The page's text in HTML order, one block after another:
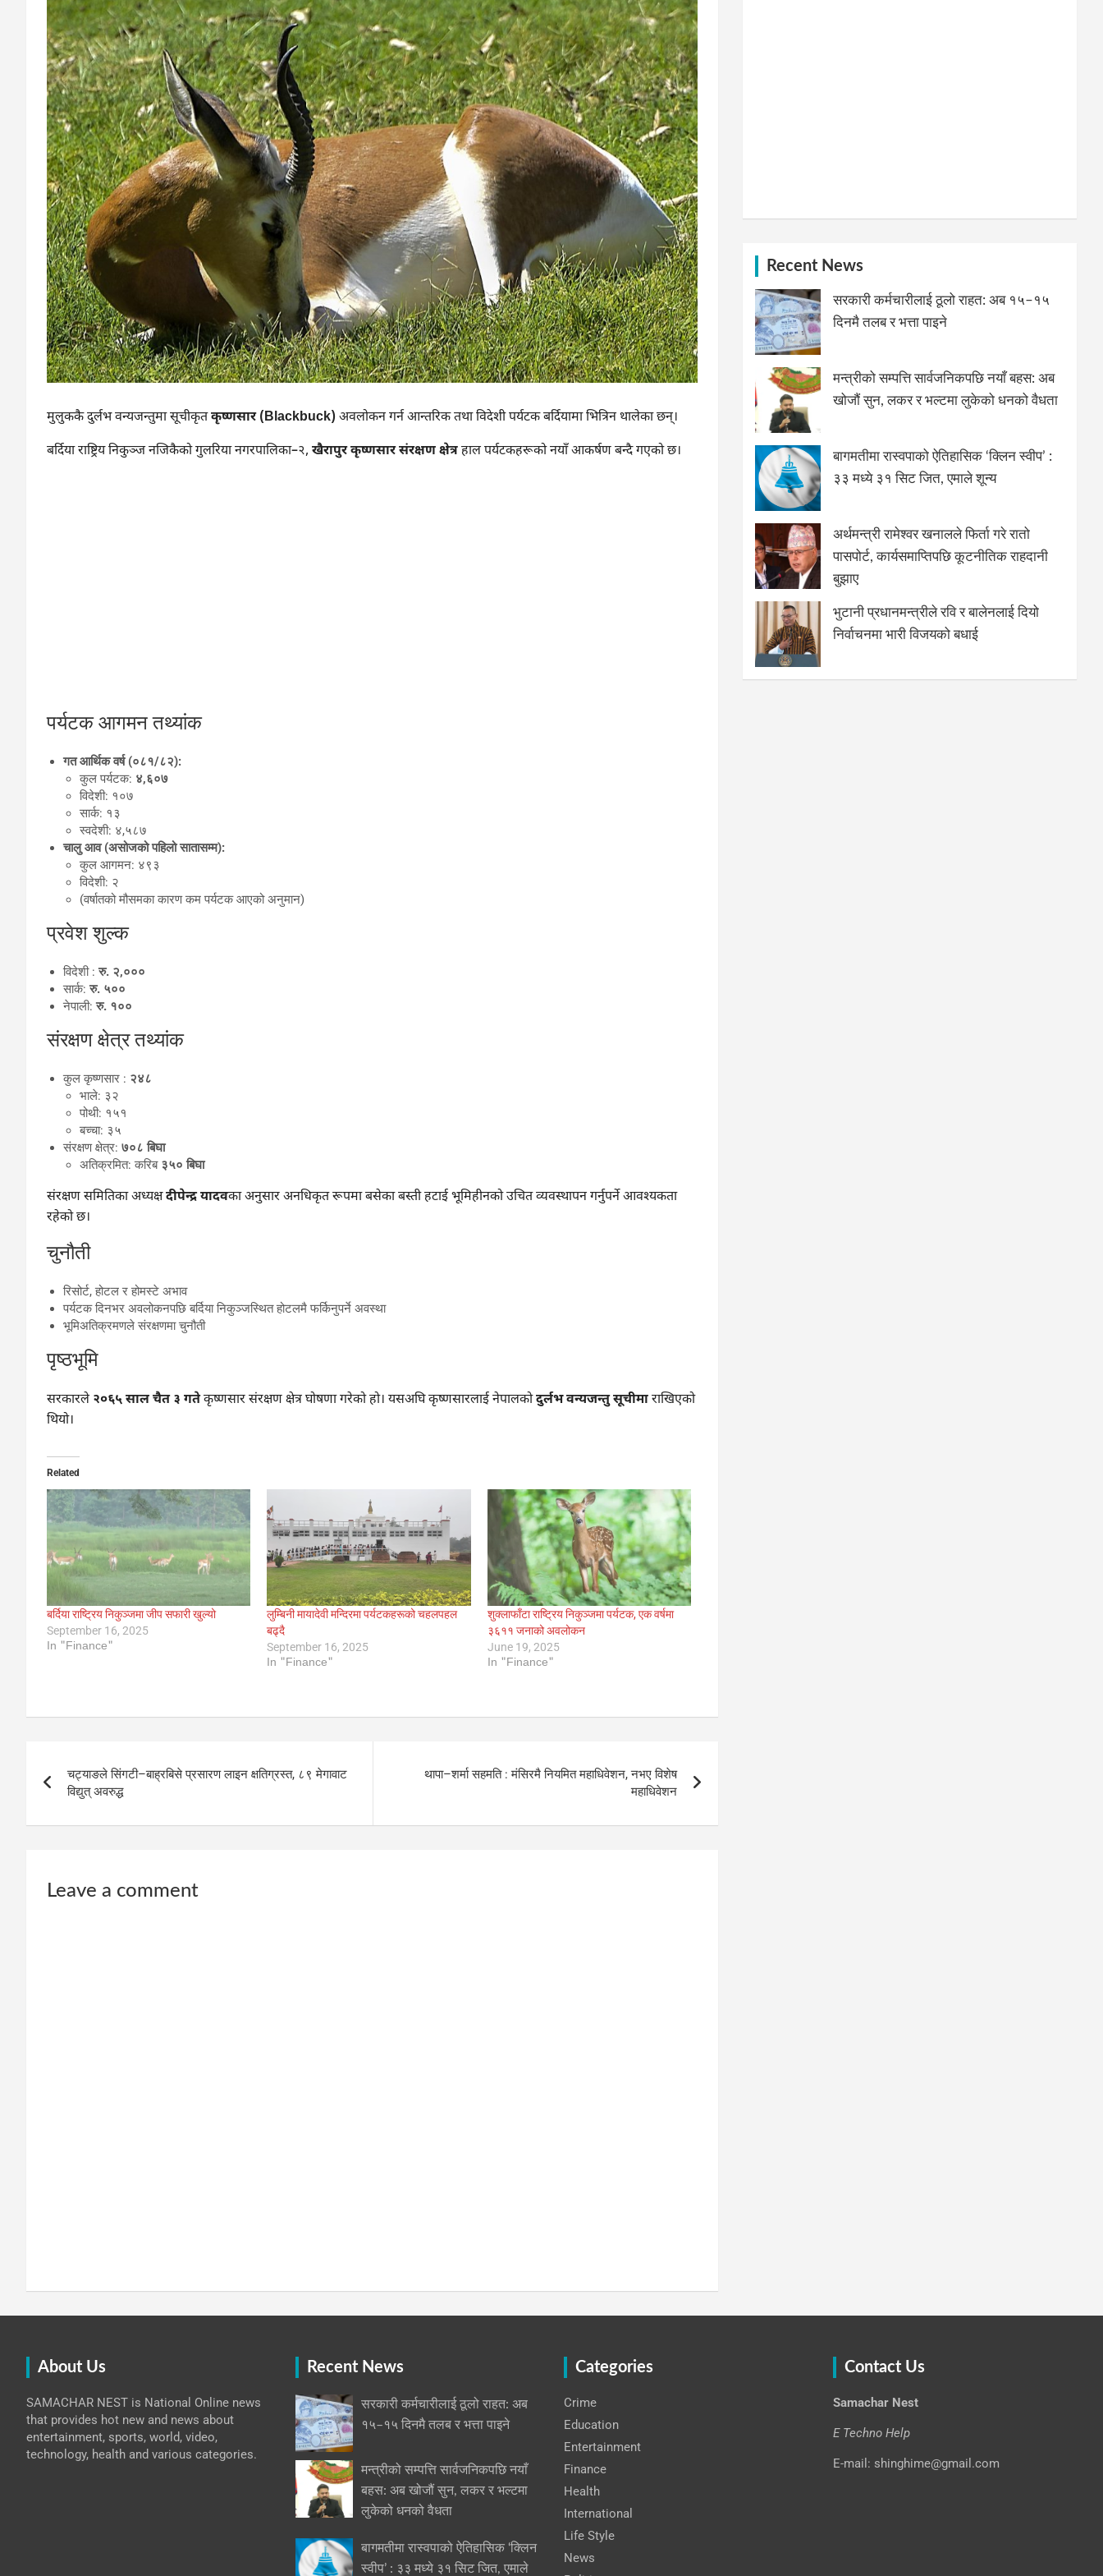
मुलुककै दुर्लभ वन्यजन्तुमा सूचीकृतकृष्णसार (Blackbuck) अवलोकन गर्न आन्तरिक तथा विदेशी पर्यटक बर्दियामा भित्रिन थालेका छन्।
बर्दिया राष्ट्रिय निकुञ्ज नजिकैको गुलरिया नगरपालिका–२, खैरापुर कृष्णसार संरक्षण क्षेत्रहाल पर्यटकहरूको नयाँ आकर्षण बन्दै गएको छ।
पर्यटक आगमन तथ्यांक
गत आर्थिक वर्ष (०८१/८२):
कुल पर्यटक: ४,६०७
विदेशी: १०७
सार्क: १३
स्वदेशी: ४,५८७
चालु आव (असोजको पहिलो सातासम्म):
कुल आगमन: ४९३
विदेशी: २
(वर्षातको मौसमका कारण कम पर्यटक आएको अनुमान)
प्रवेश शुल्क
विदेशी :रु. २,०००
सार्क:रु. ५००
नेपाली:रु. १००
संरक्षण क्षेत्र तथ्यांक
कुल कृष्णसार : २४८
भाले: ३२
पोथी: १५१
बच्चा: ३५
संरक्षण क्षेत्र: ७०८ बिघा
अतिक्रमित: करिब ३५० बिघा
संरक्षण समितिका अध्यक्षदीपेन्द्र यादवका अनुसार अनधिकृत रूपमा बसेका बस्ती हटाई भूमिहीनको उचित व्यवस्थापन गर्नुपर्ने आवश्यकता
रहेको छ।
चुनौती
रिसोर्ट, होटल र होमस्टे अभाव
पर्यटक दिनभर अवलोकनपछि बर्दिया निकुञ्जस्थित होटलमै फर्किनुपर्ने अवस्था
भूमिअतिक्रमणले संरक्षणमा चुनौती
पृष्ठभूमि
सरकारले २०६५ साल चैत ३ गतेकृष्णसार संरक्षण क्षेत्र घोषणा गरेको हो। यसअघि कृष्णसारलाई नेपालकोदुर्लभ वन्यजन्तु सूचीमाराखिएको
थियो।
Related
बर्दिया राष्ट्रिय निकुञ्जमा जीप सफारी खुल्यो
September 16, 2025
In "Finance"
लुम्बिनी मायादेवी मन्दिरमा पर्यटकहरूको चहलपहल
बढ्दै
September 16, 2025
In "Finance"
शुक्लाफाँटा राष्ट्रिय निकुञ्जमा पर्यटक, एक वर्षमा
३६११ जनाको अवलोकन
June 19, 2025
In "Finance"
navigation
चट्याङले सिंगटी–बाह्रबिसे प्रसारण लाइन क्षतिग्रस्त, ८९ मेगावाट
विद्युत् अवरुद्ध
थापा–शर्मा सहमति : मंसिरमै नियमित महाधिवेशन, नभए विशेष
महाधिवेशन
Leave a comment
Recent News
सरकारी कर्मचारीलाई ठूलो राहत: अब १५–१५
दिनमै तलब र भत्ता पाइने
मन्त्रीको सम्पत्ति सार्वजनिकपछि नयाँ बहस: अब
खोजौं सुन, लकर र भल्टमा लुकेको धनको वैधता
बागमतीमा रास्वपाको ऐतिहासिक ‘क्लिन स्वीप’ :
३३ मध्ये ३१ सिट जित, एमाले शून्य
अर्थमन्त्री रामेश्वर खनालले फिर्ता गरे रातो
पासपोर्ट, कार्यसमाप्तिपछि कूटनीतिक राहदानी
बुझाए
भुटानी प्रधानमन्त्रीले रवि र बालेनलाई दियो
निर्वाचनमा भारी विजयको बधाई
About Us
SAMACHAR NEST is National Online news
that provides hot new and news about
entertainment, sports, world, video,
technology, health and various categories.
Recent News
सरकारी कर्मचारीलाई ठूलो राहत: अब
१५–१५ दिनमै तलब र भत्ता पाइने
मन्त्रीको सम्पत्ति सार्वजनिकपछि नयाँ
बहस: अब खोजौं सुन, लकर र भल्टमा
लुकेको धनको वैधता
बागमतीमा रास्वपाको ऐतिहासिक ‘क्लिन
स्वीप’ : ३३ मध्ये ३१ सिट जित, एमाले
Categories
Crime
Education
Entertainment
Finance
Health
International
Life Style
News
Contact Us
Samachar Nest
E Techno Help
E-mail: shinghime@gmail.com